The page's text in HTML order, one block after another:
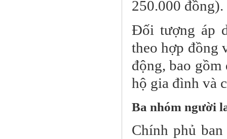
250.000 đồng).
Đối tượng áp
theo hợp đồng
động, bao gồm
hộ gia đình và
Ba nhóm người
Chính phủ